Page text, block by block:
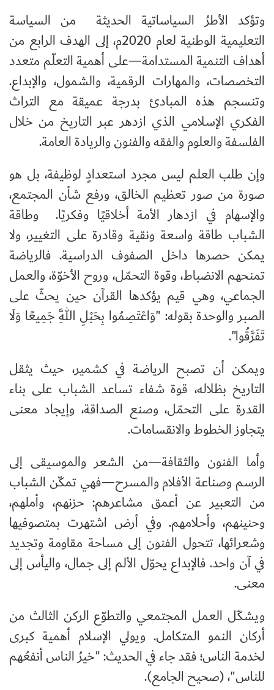
وتؤكد الأطرُ السياساتية الحديثة من السياسة
التعليمية الوطنية لعام 2020م، إلى الهدف الرابع من
أهداف التنمية المستدامة—على أهمية التعلّم متعدد
التخصصات، والمهارات الرقمية، والشمول، والإبداع.
وتنسجم هذه المبادئ بدرجة عميقة مع التراث
الفكري الإسلامي الذي ازدهر عبر التاريخ من خلال
الفلسفة والعلوم والفقه والفنون والريادة العامة.
وإن طلب العلم ليس مجرد استعدادٍ لوظيفة، بل هو
صورة من صور تعظيم الخالق، ورفع شأن المجتمع،
والإسهام في ازدهار الأمة أخلاقيًا وفكريًا. وطاقة
الشباب طاقة واسعة ونقية وقادرة على التغيير، ولا
يمكن حصرها داخل الصفوف الدراسية. فالرياضة
تمنحهم الانضباط، وقوة التحمّل، وروح الأخوّة، والعمل
الجماعي، وهي قيم يؤكدها القرآن حين يحثّ على
الصبر والوحدة بقوله: "وَاعْتَصِمُوا بِحَبْلِ اللَّهِ جَمِيعًا وَلَا
تَفَرَّقُوا".
ويمكن أن تصبح الرياضة في كشمير، حيث يثقل
التاريخ بظلاله، قوة شفاء تساعد الشباب على بناء
القدرة على التحمّل، وصنع الصداقة، وإيجاد معنى
يتجاوز الخطوط والانقسامات.
وأما الفنون والثقافة—من الشعر والموسيقى إلى
الرسم وصناعة الأفلام والمسرح—فهي تمكّن الشباب
من التعبير عن أعمق مشاعرهم: حزنهم، وأملهم،
وحنينهم، وأحلامهم. وفي أرض اشتهرت بمتصوفيها
وشعرائها، تتحول الفنون إلى مساحة مقاومة وتجديد
في آن واحد. فالإبداع يحوّل الألم إلى جمال، واليأس إلى
معنى.
ويشكّل العمل المجتمعي والتطوّع الركن الثالث من
أركان النمو المتكامل. ويولي الإسلام أهمية كبرى
لخدمة الناس؛ فقد جاء في الحديث: "خيرُ الناس أنفعُهم
للناس"، (صحيح الجامع).